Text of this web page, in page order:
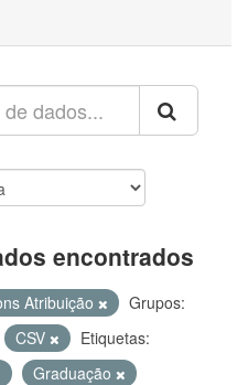
encontrados
Atribuição
Grupos:
CSV
Etiquetas:
Graduação